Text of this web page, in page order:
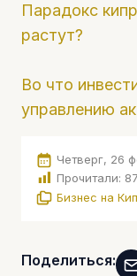
Парадокс
растут?
Во что
управлению
Четверг, 26
Прочитали:
Бизнес на
Поделиться: